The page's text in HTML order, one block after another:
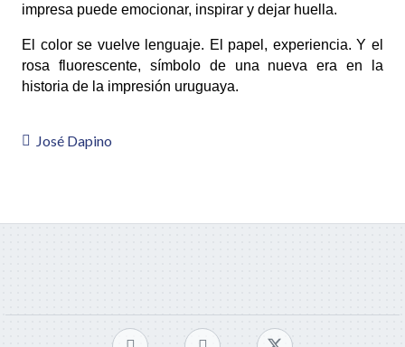
impresa puede emocionar, inspirar y dejar huella.
El color se vuelve lenguaje. El papel, experiencia. Y el
rosa fluorescente, símbolo de una nueva era en la
historia de la impresión uruguaya.
José Dapino